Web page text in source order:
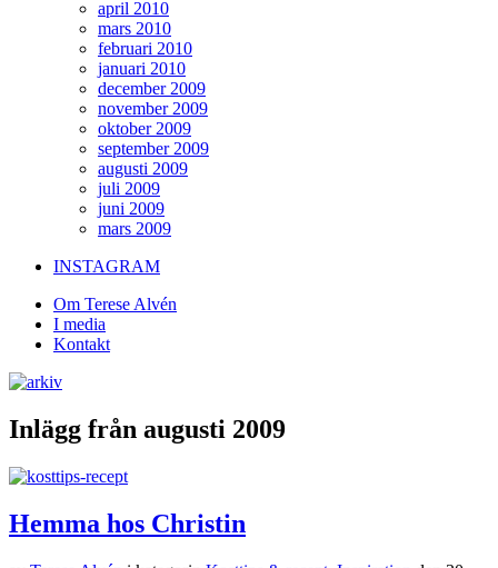
april 2010
mars 2010
februari 2010
januari 2010
december 2009
november 2009
oktober 2009
september 2009
augusti 2009
juli 2009
juni 2009
mars 2009
INSTAGRAM
Om Terese Alvén
I media
Kontakt
Inlägg från augusti 2009
Hemma hos Christin